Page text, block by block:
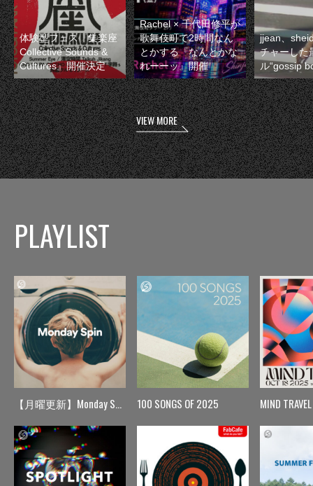
体験型フェス『集楽座
Collective Sounds &
Cultures』開催決定
Rachel × 千代田修平が
歌舞伎町で2時間なん
とかする『なんとかな
れーーッ』開催
jjean、
チャーした
ル“gossip
VIEW MORE
PLAYLIST
【月曜更新】Monday Spin 100 SONGS OF 2025 MIND TRAVEL